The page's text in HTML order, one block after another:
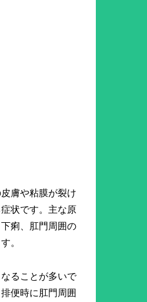
膚や粘膜が裂け
状です。主な原
痢、肛門周囲の
。
ることが多いで
便時に肛門周囲